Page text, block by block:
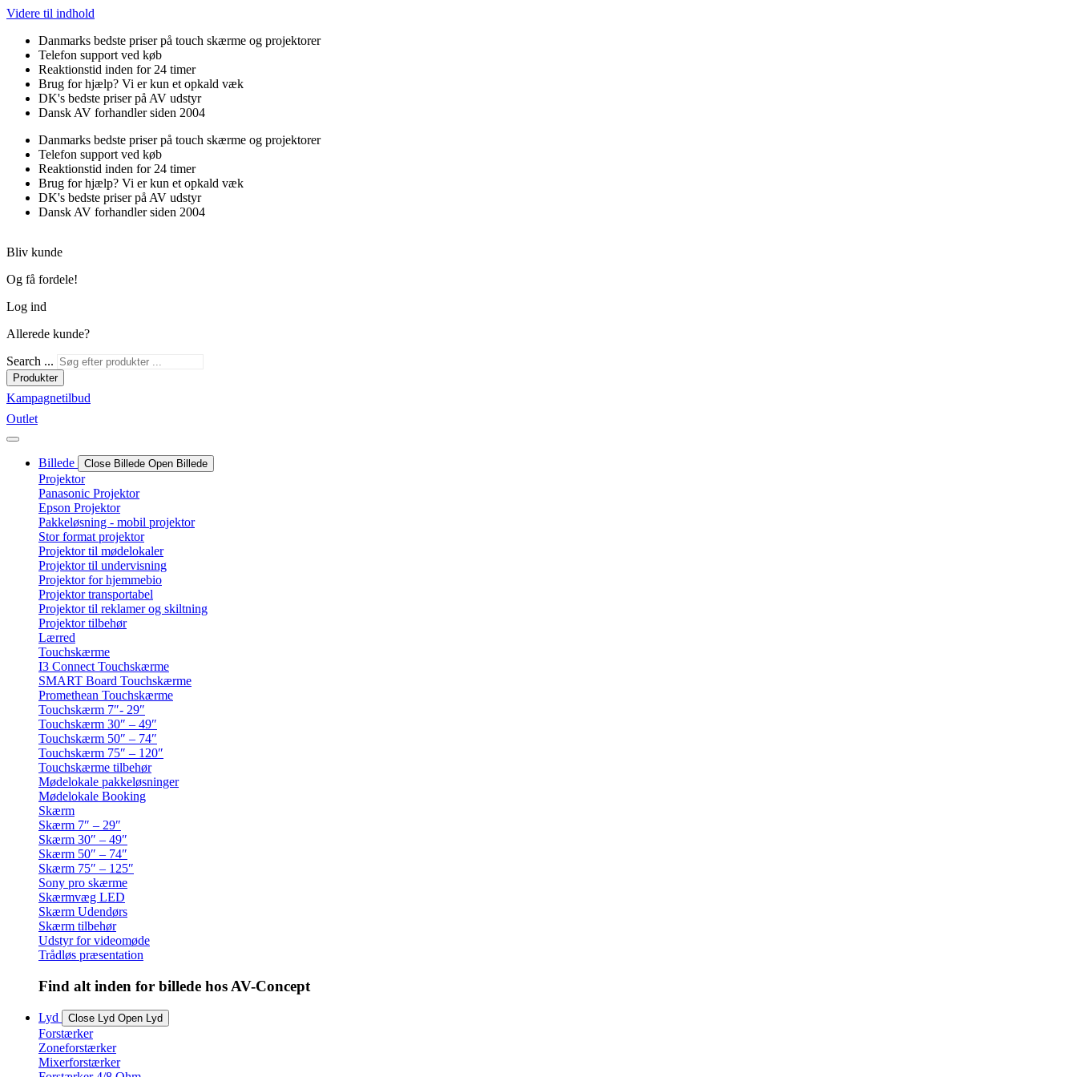
Videre til indhold
Danmarks bedste priser på touch skærme og projektorer
Telefon support ved køb
Reaktionstid inden for 24 timer
Brug for hjælp? Vi er kun et opkald væk
DK's bedste priser på AV udstyr
Dansk AV forhandler siden 2004
Danmarks bedste priser på touch skærme og projektorer
Telefon support ved køb
Reaktionstid inden for 24 timer
Brug for hjælp? Vi er kun et opkald væk
DK's bedste priser på AV udstyr
Dansk AV forhandler siden 2004
Bliv kunde
Og få fordele!
Log ind
Allerede kunde?
Search ...
Produkter
Kampagnetilbud
Outlet
Billede Close Billede Open Billede
Projektor
Panasonic Projektor
Epson Projektor
Pakkeløsning - mobil projektor
Stor format projektor
Projektor til mødelokaler
Projektor til undervisning
Projektor for hjemmebio
Projektor transportabel
Projektor til reklamer og skiltning
Projektor tilbehør
Lærred
Touchskærme
I3 Connect Touchskærme
SMART Board Touchskærme
Promethean Touchskærme
Touchskærm 7″- 29″
Touchskærm 30″ – 49″
Touchskærm 50″ – 74″
Touchskærm 75″ – 120″
Touchskærme tilbehør
Mødelokale pakkeløsninger
Mødelokale Booking
Skærm
Skærm 7″ – 29″
Skærm 30″ – 49″
Skærm 50″ – 74″
Skærm 75″ – 125″
Sony pro skærme
Skærmvæg LED
Skærm Udendørs
Skærm tilbehør
Udstyr for videomøde
Trådløs præsentation
Find alt inden for billede hos AV-Concept
Lyd Close Lyd Open Lyd
Forstærker
Zoneforstærker
Mixerforstærker